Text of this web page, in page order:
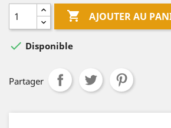
 AJOUTER AU
 Disponible
Partager